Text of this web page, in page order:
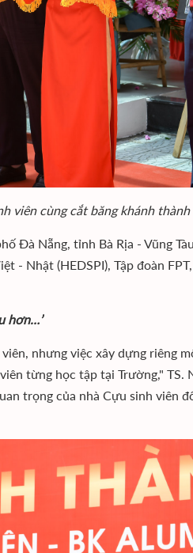
viên cùng cắt băng khánh thành
Đà Nẵng, tỉnh Bà Rịa - Vũng
- Nhật (HEDSPI), Tập đoàn
hơn…’
nhưng việc xây dựng riêng
từng học tập tại Trường," TS.
trọng của nhà Cựu sinh viên